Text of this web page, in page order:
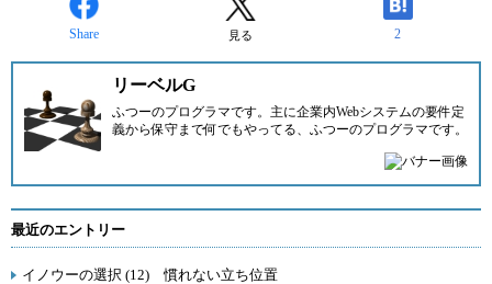
Share 見る 2
リーベルG
ふつーのプログラマです。主に企業内Webシステムの要件定
義から保守まで何でもやってる、ふつーのプログラマです。
最近のエントリー
イノウーの選択 (12) 慣れない立ち位置